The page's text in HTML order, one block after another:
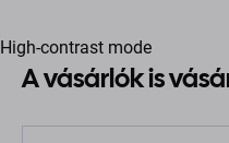
High-contrast mode
A vásárlók is